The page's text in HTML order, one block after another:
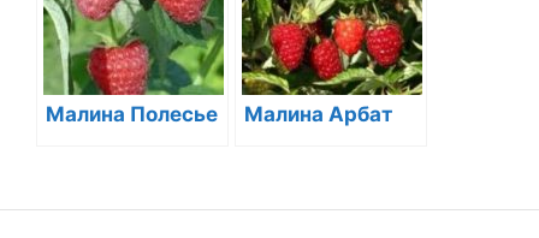
Малина Полесье Малина Арбат